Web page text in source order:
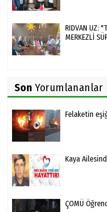
RIDVAN UZ:
MERKEZLİ
Son Yorumlananlar
Felaketin
Kaya
ÇOMÜ